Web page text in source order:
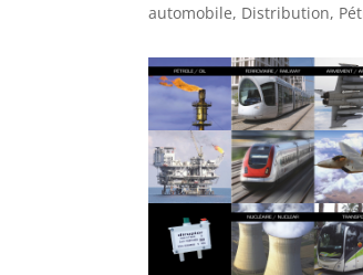
automobile, Distribution,